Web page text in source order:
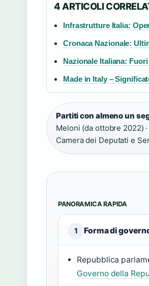
4 ARTICOLI
Infrastrutture Italia:
Cronaca Nazionale:
Nazionale Italiana:
Made in Italy –
Partiti con almeno un
Meloni (da ottobre 2022)
Camera dei Deputati e
PANORAMICA RAPIDA
1 Forma di
Repubblica
Governo della